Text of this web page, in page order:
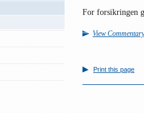
For forsikringen
View Commentary
Print this page